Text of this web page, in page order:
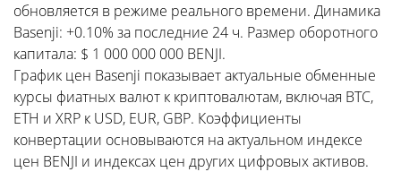
обновляется в режиме реального времени. Динамика
Basenji: +0.10% за последние 24 ч. Размер оборотного
капитала: $ 1 000 000 000 BENJI.
График цен Basenji показывает актуальные обменные
курсы фиатных валют к криптовалютам, включая BTC,
ETH и XRP к USD, EUR, GBP. Коэффициенты
конвертации основываются на актуальном индексе
цен BENJI и индексах цен других цифровых активов.